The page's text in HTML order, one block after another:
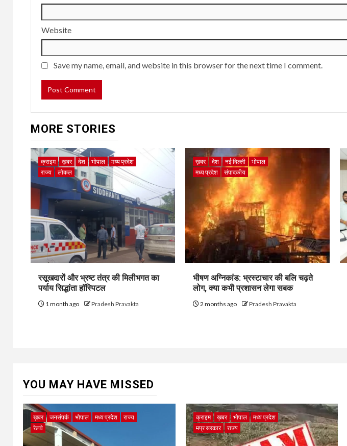
Website
Save my name, email, and website in this browser for the next time I comment.
MORE STORIES
क्राइम ख़बर देश भोपाल
मध्य प्रदेश
राज्य
लोकल
रसूखदारों और भ्रष्ट तंत्र की मिलीभगत का
पर्याय सिद्धांता हॉस्पिटल
1 month ago Pradesh Pravakta
ख़बर देश नई दिल्ली
भोपाल
मध्य प्रदेश
संपादकीय
भीषण अग्निकांड: भ्रस्टाचार की बलि चढ़ते
लोग, क्या कभी प्रशासन लेगा सबक
2 months ago Pradesh Pravakta
YOU MAY HAVE MISSED
ख़बर जनसंपर्क भोपाल मध्य प्रदेश
राज्य
रेलवे
क्राइम ख़बर भोपाल
मध्य प्रदेश
मप्र सरकार
राज्य